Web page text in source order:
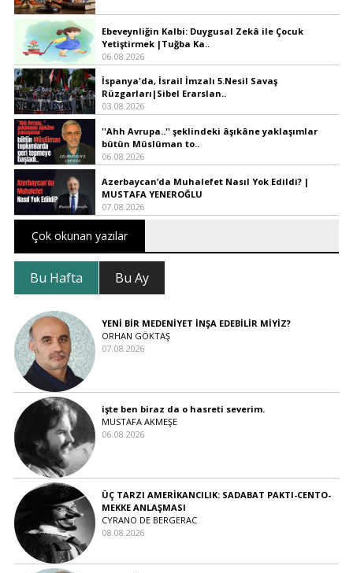
Ebeveynliğin Kalbi: Duygusal Zekâ ile Çocuk
Yetiştirmek |Tuğba Ka..
06.08.2026
İspanya'da, İsrail İmzalı 5.Nesil Savaş
Rüzgarları|Sibel Erarslan..
03.08.2026
''Ahh Avrupa..'' şeklindeki âşıkâne yaklaşımlar
bütün Müslüman to..
06.08.2026
Azerbaycan’da Muhalefet Nasıl Yok Edildi? |
MUSTAFA YENEROĞLU
07.08.2026
Çok okunan yazılar
Bu Hafta Bu Ay
YENİ BİR MEDENİYET İNŞA EDEBİLİR MİYİZ?
ORHAN GÖKTAŞ
07.08.2026
işte ben biraz da o hasreti severim.
MUSTAFA AKMEŞE
06.08.2026
ÜÇ TARZI AMERİKANCILIK: SADABAT PAKTI-CENTO-
MEKKE ANLAŞMASI
CYRANO DE BERGERAC
08.08.2026